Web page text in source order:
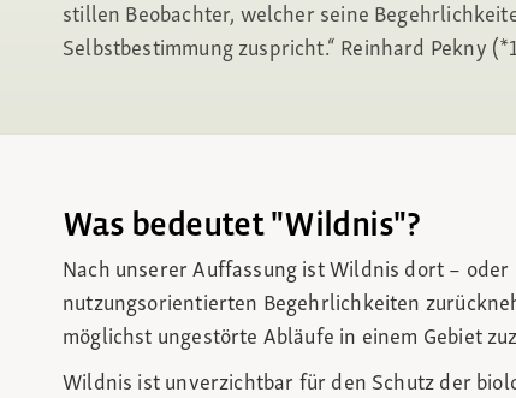
stillen Beobachter, welcher seine
Selbstbestimmung zuspricht.“ Reinhard Pekny
Was bedeutet "Wildnis"?
Nach unserer Auffassung ist Wildnis dort –
nutzungsorientierten Begehrlichkeiten
möglichst ungestörte Abläufe in einem Gebiet
Wildnis ist unverzichtbar für den Schutz der